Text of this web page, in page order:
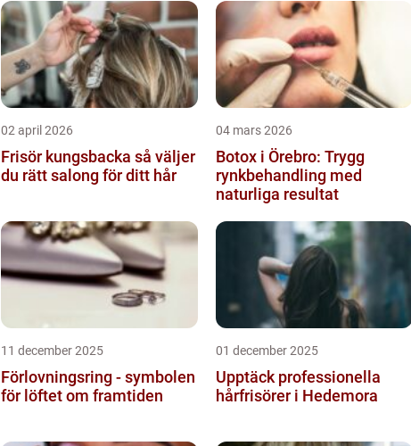
02 april 2026
Frisör kungsbacka så väljer
du rätt salong för ditt hår
04 mars 2026
Botox i Örebro: Trygg
rynkbehandling med
naturliga resultat
11 december 2025
Förlovningsring - symbolen
för löftet om framtiden
01 december 2025
Upptäck professionella
hårfrisörer i Hedemora